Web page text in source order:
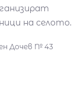
на селото.
Дочев № 43